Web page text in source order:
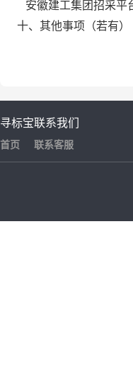
安徽建工集团招采平
十、其他事项（若有）
寻标宝
首页
联系我们
联系客服